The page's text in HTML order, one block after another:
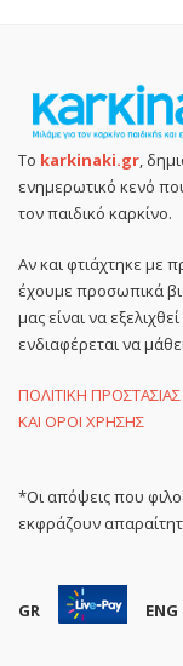
Το karkinaki.gr ,
ενημερωτικό κενό
τον παιδικό καρκίνο.
Αν και φτιάχτηκε με
έχουμε προσωπικά
μας είναι να
ενδιαφέρεται να
ΠΟΛΙΤΙΚΗ
ΚΑΙ ΟΡΟΙ ΧΡΗΣΗΣ
*Οι απόψεις που
εκφράζουν
GR ENG